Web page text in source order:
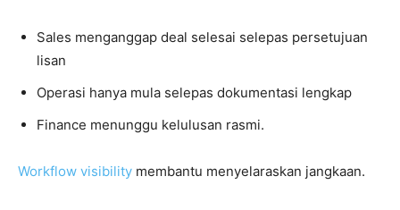
Sales menganggap deal selesai selepas persetujuan
lisan
Operasi hanya mula selepas dokumentasi lengkap
Finance menunggu kelulusan rasmi.
Workflow visibility membantu menyelaraskan jangkaan.